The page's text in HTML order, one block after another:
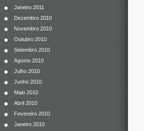
Janeiro 2011
Dezembro 2010
Novembro 2010
Outubro 2010
Setembro 2010
Agosto 2010
Julho 2010
Junho 2010
Maio 2010
Abril 2010
Fevereiro 2010
Janeiro 2010